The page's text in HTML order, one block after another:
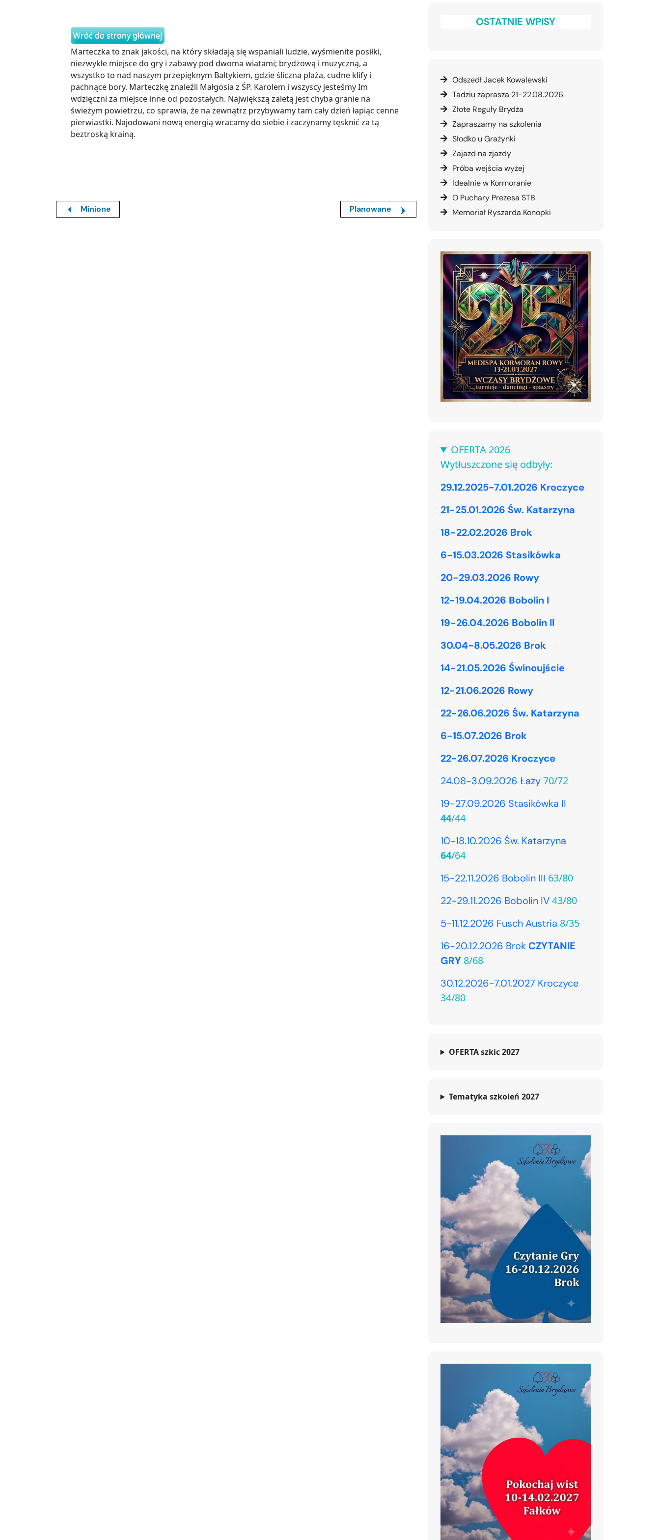
Wróć do strony głównej
Marteczka to znak jakości, na który składają się wspaniali ludzie, wyśmienite posiłki,
niezwykłe miejsce do gry i zabawy pod dwoma wiatami; brydżową i muzyczną, a
wszystko to nad naszym przepięknym Bałtykiem, gdzie śliczna plaża, cudne klify i
pachnące bory. Marteczkę znaleźli Małgosia z ŚP. Karolem i wszyscy jesteśmy Im
wdzięczni za miejsce inne od pozostałych. Największą zaletą jest chyba granie na
świeżym powietrzu, co sprawia, że na zewnątrz przybywamy tam cały dzień łapiąc cenne
pierwiastki. Najodowani nową energią wracamy do siebie i zaczynamy tęsknić za tą
beztroską krainą.
Minione Planowane
OSTATNIE WPISY
Odszedł Jacek Kowalewski
Tadziu zaprasza 21-22.08.2026
Złote Reguły Brydża
Zapraszamy na szkolenia
Słodko u Grażynki
Zajazd na zjazdy
Próba wejścia wyżej
Idealnie w Kormoranie
O Puchary Prezesa STB
Memoriał Ryszarda Konopki
OFERTA 2026
Wytłuszczone się odbyły:
29.12.2025-7.01.2026 Kroczyce
21-25.01.2026 Św. Katarzyna
18-22.02.2026 Brok
6-15.03.2026 Stasikówka
20-29.03.2026 Rowy
12-19.04.2026 Bobolin I
19-26.04.2026 Bobolin II
30.04-8.05.2026 Brok
14-21.05.2026 Świnoujście
12-21.06.2026 Rowy
22-26.06.2026 Św. Katarzyna
6-15.07.2026 Brok
22-26.07.2026 Kroczyce
24.08-3.09.2026 Łazy70/72
19-27.09.2026 Stasikówka II
44/44
10-18.10.2026 Św. Katarzyna
64/64
15-22.11.2026 Bobolin III 63/80
22-29.11.2026 Bobolin IV43/80
5-11.12.2026 Fusch Austria 8/35
16-20.12.2026 Brok CZYTANIE
GRY8/68
30.12.2026-7.01.2027 Kroczyce
34/80
OFERTA szkic 2027
Tematyka szkoleń 2027